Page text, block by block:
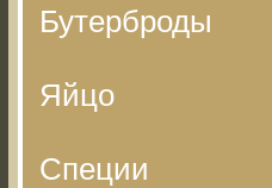
Бутерброды
Яйцо
Специи